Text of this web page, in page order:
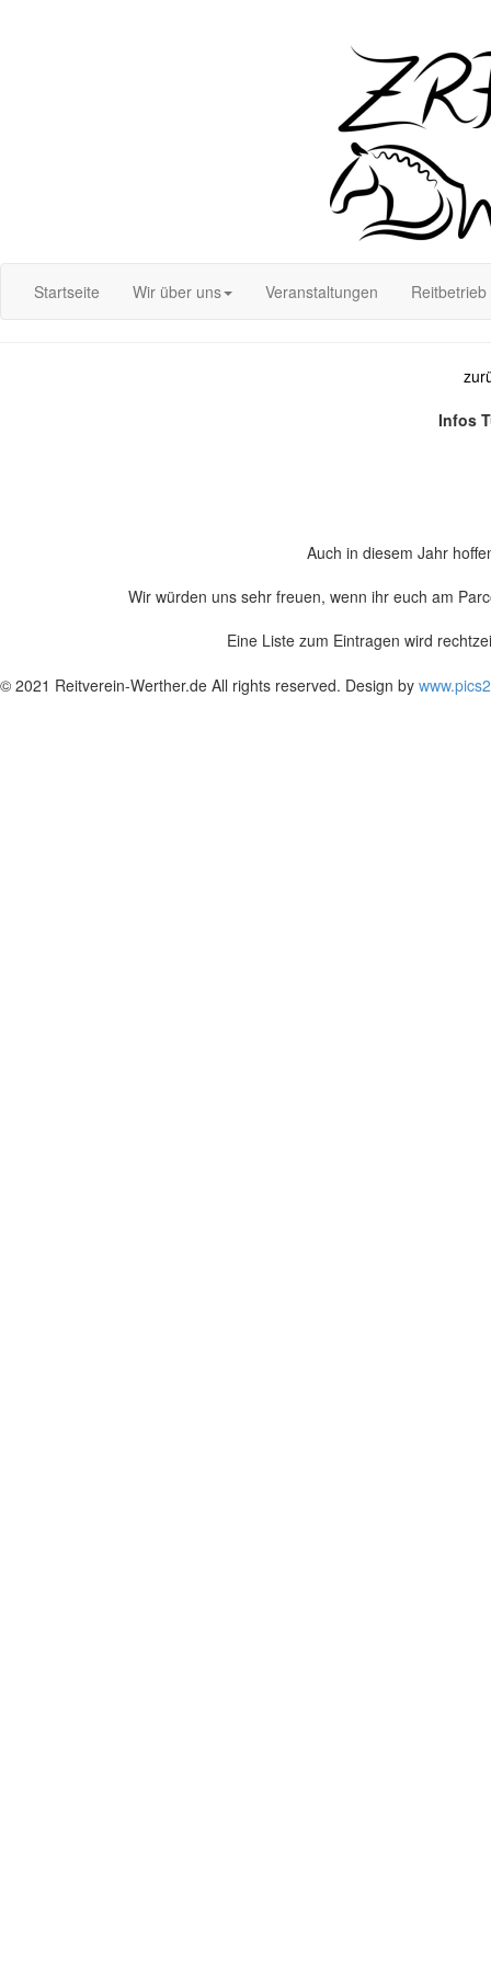
Startseite Wir über uns Veranstaltungen Reitbetrieb
Infos
Auch in diesem Jahr
Wir würden uns sehr freuen, wenn ihr euch am
Eine Liste zum Eintragen wird
© 2021 Reitverein-Werther.de All rights reserved. Design by